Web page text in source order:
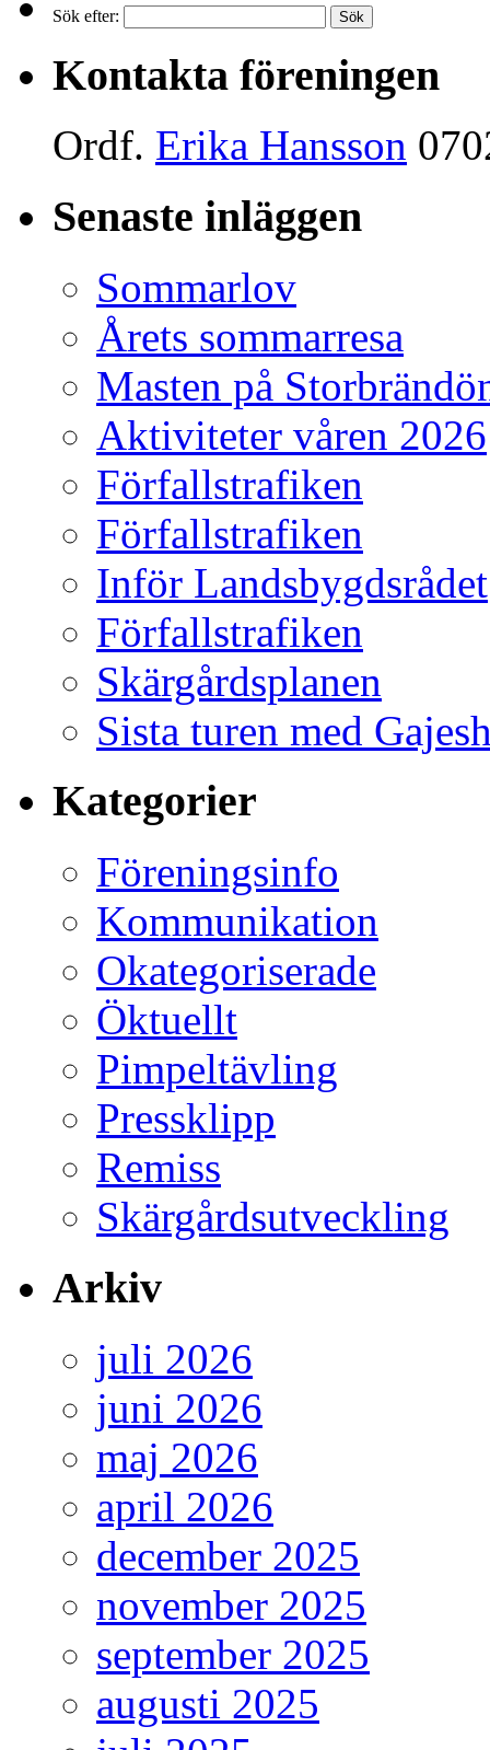
Sök efter:
Kontakta föreningen
Ordf. Erika Hansson
Senaste inläggen
Sommarlov
Årets sommarresa
Masten på
Aktiviteter våren 2026
Förfallstrafiken
Förfallstrafiken
Inför Landsbygdsrådet
Förfallstrafiken
Skärgårdsplanen
Sista turen med
Kategorier
Föreningsinfo
Kommunikation
Okategoriserade
Öktuellt
Pimpeltävling
Pressklipp
Remiss
Skärgårdsutveckling
Arkiv
juli 2026
juni 2026
maj 2026
april 2026
december 2025
november 2025
september 2025
augusti 2025